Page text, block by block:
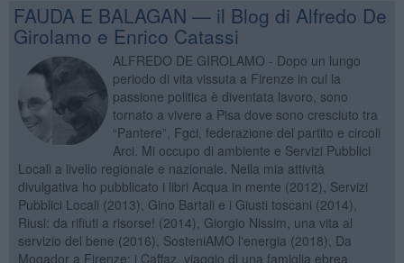
FAUDA E BALAGAN — il Blog di Alfredo De
Girolamo e Enrico Catassi
ALFREDO DE GIROLAMO - Dopo un lungo
periodo di vita vissuta a Firenze in cui la
passione politica è diventata lavoro, sono
tornato a vivere a Pisa dove sono cresciuto tra
“Pantere”, Fgci, federazione del partito e circoli
Arci. Mi occupo di ambiente e Servizi Pubblici
Locali a livello regionale e nazionale. Nella mia attività
divulgativa ho pubblicato i libri Acqua in mente (2012), Servizi
Pubblici Locali (2013), Gino Bartali e i Giusti toscani (2014),
Riusi: da rifiuti a risorse! (2014), Giorgio Nissim, una vita al
servizio del bene (2016), SosteniAMO l'energia (2018), Da
Mogador a Firenze: i Caffaz, viaggio di una famiglia ebrea